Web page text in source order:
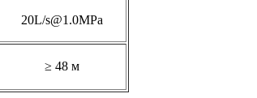
20L/s@1.0MPa
≥ 48 м